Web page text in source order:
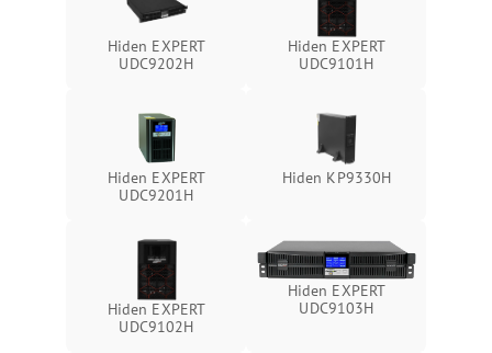
Неисправность системы
Подробнее →
Неисправность системы
мониторинга
1500 ₽ Подробнее →
Повреждение внутренних
500 ₽ Подробнее →
Неисправность системы
Hiden EXPERT
UDC9202H
Hiden EXPERT
UDC9101H
Hiden EXPERT
UDC9201H
Hiden KP9330H
Hiden EXPERT
UDC9102H
Hiden EXPERT
UDC9103H